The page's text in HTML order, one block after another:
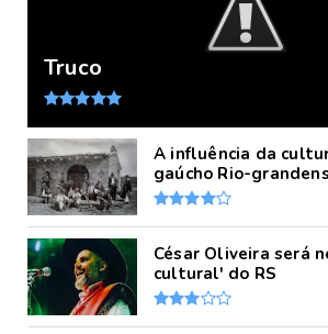
Truco
A influência da
gaúcho Rio-
César Oliveira será
cultural' do RS